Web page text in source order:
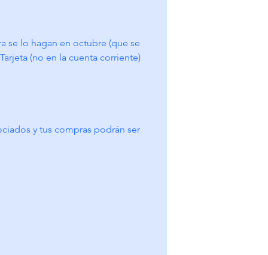
se lo hagan en octubre (que se
(no en la cuenta corriente)
y tus compras podrán ser